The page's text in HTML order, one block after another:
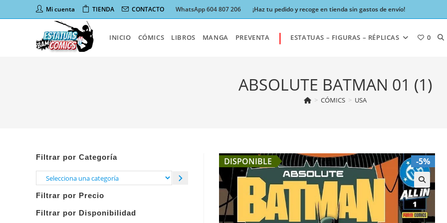
al
Mi cuenta TIENDA CONTACTO WhatsApp 604 807 206 ¡Haz tu pedido y recoge en tienda sin gastos de envío!
INICIO CÓMICS LIBROS MANGA PREVENTA | ESTATUAS – FIGURAS – RÉPLICAS 0
ABSOLUTE BATMAN 01 (1)
> CÓMICS > USA
🔍
DISPONIBLE -5%
Filtrar por Categoría
Selecciona
categoría
Filtrar por Precio
Filtrar por Disponibilidad